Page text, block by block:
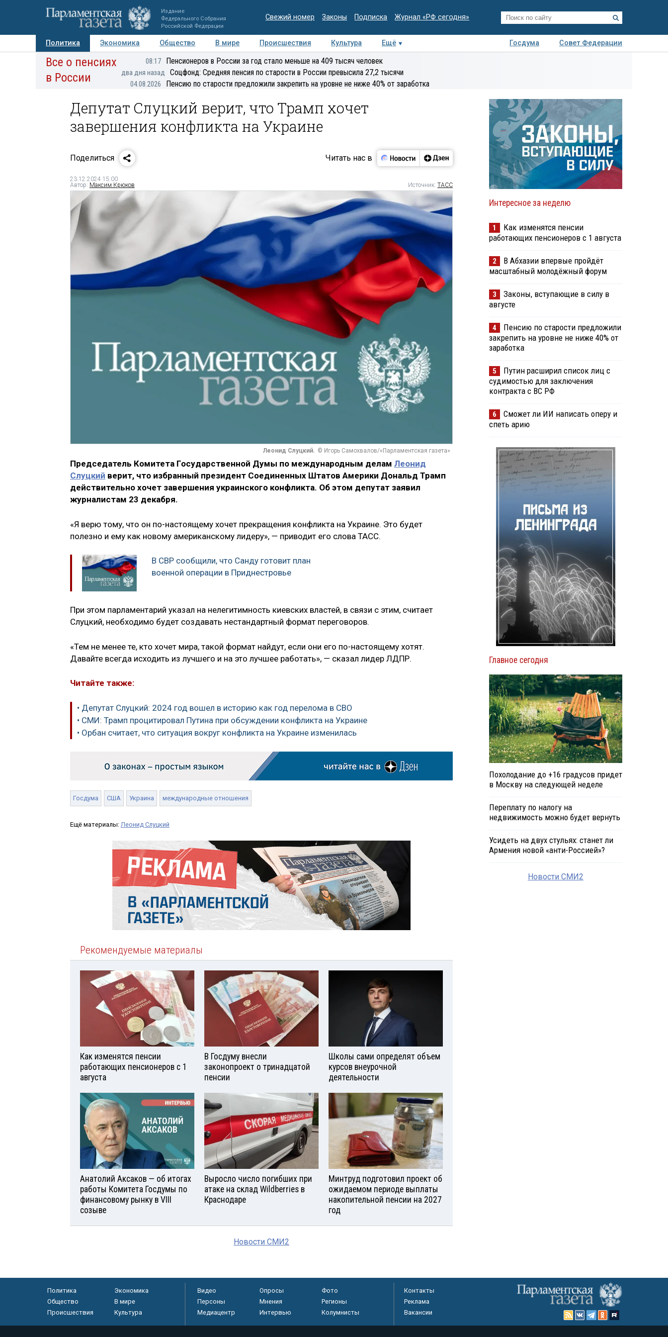
Издание
Федерального Собрания
Российской Федерации
Свежий номер Законы Подписка Журнал «РФ сегодня»
Политика Экономика Общество В мире Происшествия Культура Ещё Госдума
Совет Федерации
Авторы Персоны Мнения Регионы Медиацентр Интервью Колумнисты
Все о пенсиях
в России
08:17 Пенсионеров в России за год стало меньше на 409 тысяч человек
два дня назад Соцфонд: Средняя пенсия по старости в России превысила 27,2 тысячи
04.08.2026 Пенсию по старости предложили закрепить на уровне не ниже 40% от заработка
Депутат Слуцкий верит, что Трамп хочет
завершения конфликта на Украине
Поделиться Читать нас в
23.12.2024 15:00
Автор: Максим Крюков Источник: ТАСС
Леонид Слуцкий. © Игорь Самохвалов/«Парламентская газета»
Председатель Комитета Государственной Думы по международным делам Леонид
Слуцкий верит, что избранный президент Соединенных Штатов Америки Дональд Трамп
действительно хочет завершения украинского конфликта. Об этом депутат заявил
журналистам 23 декабря.
«Я верю тому, что он по-настоящему хочет прекращения конфликта на Украине. Это будет
полезно и ему как новому американскому лидеру», — приводит его слова ТАСС.
В СВР сообщили, что Санду готовит план
военной операции в Приднестровье
При этом парламентарий указал на нелегитимность киевских властей, в связи с этим, считает
Слуцкий, необходимо будет создавать нестандартный формат переговоров.
«Тем не менее те, кто хочет мира, такой формат найдут, если они его по-настоящему хотят.
Давайте всегда исходить из лучшего и на это лучшее работать», — сказал лидер ЛДПР.
Читайте также:
• Депутат Слуцкий: 2024 год вошел в историю как год перелома в СВО
• СМИ: Трамп процитировал Путина при обсуждении конфликта на Украине
• Орбан считает, что ситуация вокруг конфликта на Украине изменилась
Госдума США Украина международные отношения
Ещё материалы: Леонид Слуцкий
Рекомендуемые материалы
Как изменятся пенсии
работающих пенсионеров с 1
августа
В Госдуму внесли
законопроект о тринадцатой
пенсии
Школы сами определят объем
курсов внеурочной
деятельности
Анатолий Аксаков — об итогах
работы Комитета Госдумы по
финансовому рынку в VIII
созыве
Выросло число погибших при
атаке на склад Wildberries в
Краснодаре
Минтруд подготовил проект об
ожидаемом периоде выплаты
накопительной пенсии на 2027
год
Новости СМИ2
Интересное за неделю
1
Как изменятся пенсии
работающих пенсионеров с 1 августа
2
В Абхазии впервые пройдёт
масштабный молодёжный форум
3
Законы, вступающие в силу в
августе
4
Пенсию по старости предложили
закрепить на уровне не ниже 40% от
заработка
5
Путин расширил список лиц с
судимостью для заключения
контракта с ВС РФ
6
Сможет ли ИИ написать оперу и
спеть арию
Главное сегодня
Похолодание до +16 градусов придет
в Москву на следующей неделе
Переплату по налогу на
недвижимость можно будет вернуть
Усидеть на двух стульях: станет ли
Армения новой «анти-Россией»?
Новости СМИ2
Политика
Экономика
Общество
В мире
Происшествия
Культура
Видео Опросы
Фото
Персоны
Мнения
Регионы
Медиацентр
Интервью Колумнисты
Контакты
Реклама
Вакансии